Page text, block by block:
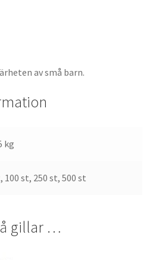
av små barn.
kg
100 st, 250 st, 500 st
gillar …